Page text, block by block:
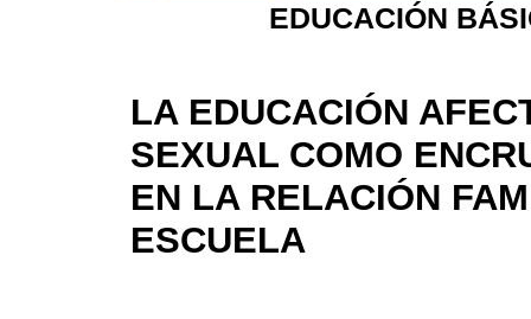
EDUCACIÓN
LA EDUCACIÓN
SEXUAL COMO
EN LA RELACIÓN
ESCUELA